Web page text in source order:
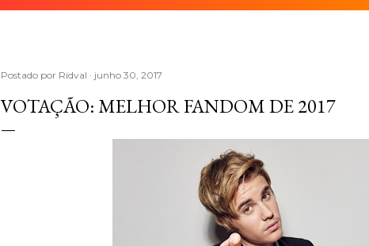
Postado por Ridval junho 30, 2017
VOTAÇÃO: MELHOR FANDOM DE 2017